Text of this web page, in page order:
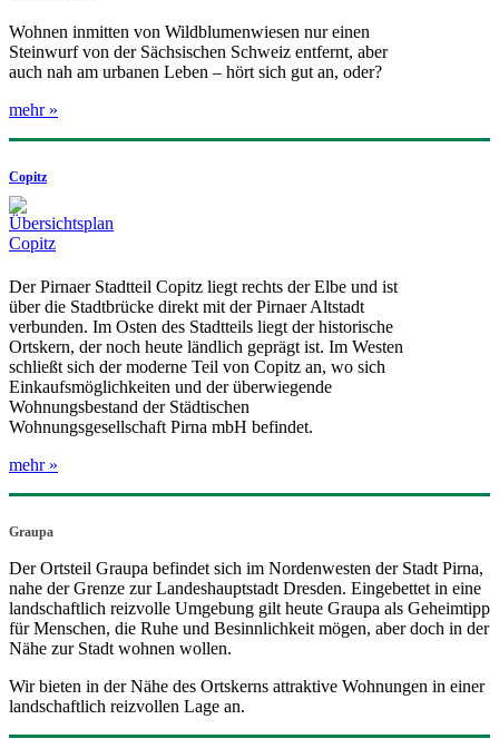
Wohnen inmitten von Wildblumenwiesen nur einen
Steinwurf von der Sächsischen Schweiz entfernt, aber
auch nah am urbanen Leben – hört sich gut an, oder?
mehr »
Copitz
Der Pirnaer Stadtteil Copitz liegt rechts der Elbe und ist
über die Stadtbrücke direkt mit der Pirnaer Altstadt
verbunden. Im Osten des Stadtteils liegt der historische
Ortskern, der noch heute ländlich geprägt ist. Im Westen
schließt sich der moderne Teil von Copitz an, wo sich
Einkaufsmöglichkeiten und der überwiegende
Wohnungsbestand der Städtischen
Wohnungsgesellschaft Pirna mbH befindet.
mehr »
Graupa
Der Ortsteil Graupa befindet sich im Nordenwesten der Stadt Pirna,
nahe der Grenze zur Landeshauptstadt Dresden. Eingebettet in eine
landschaftlich reizvolle Umgebung gilt heute Graupa als Geheimtipp
für Menschen, die Ruhe und Besinnlichkeit mögen, aber doch in der
Nähe zur Stadt wohnen wollen.
Wir bieten in der Nähe des Ortskerns attraktive Wohnungen in einer
landschaftlich reizvollen Lage an.